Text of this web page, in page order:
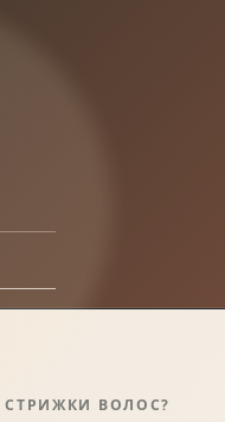
ВОЛОС?